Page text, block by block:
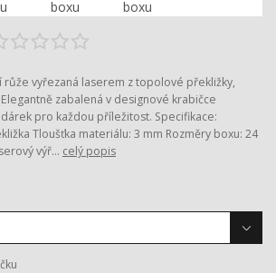
růže vyřezaná laserem z topolové překližky,
zabalená v designové krabičce
pro každou příležitost. Specifikace:
Tloušťka materiálu: 3 mm Rozměry boxu: 24
výř... celý popis